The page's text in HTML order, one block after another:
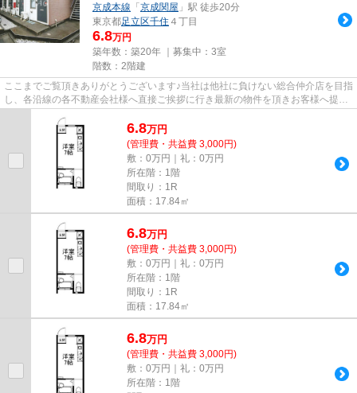
京成本線 「 京成関屋 」駅 徒歩20分
東京都足立区千住 ４丁目
6.8万円
築年数：築20年 ｜募集中： 3室
階数：2階建
ここまでご覧頂きありがとうございます♪当社は他社に負けない総合仲介店を目指
し、各沿線の各不動産会社様へ直接ご挨拶に行き最新の物件を頂きお客様へ提供
6.8万円
(管理費・共益費 3,000円)
敷：0万円｜礼：0万円
所在階：1階
間取り：1R
面積：17.84㎡
6.8万円
(管理費・共益費 3,000円)
敷：0万円｜礼：0万円
所在階：1階
間取り：1R
面積：17.84㎡
6.8万円
(管理費・共益費 3,000円)
敷：0万円｜礼：0万円
所在階：1階